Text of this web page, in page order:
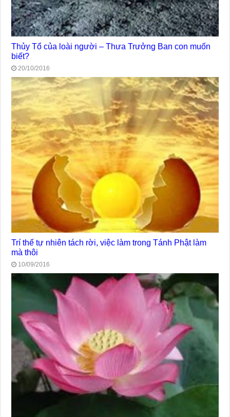
Thủy Tổ của loài người – Thưa Trưởng Ban con muốn
biết?
20/10/2016
Trí thế tự nhiên tách rời, việc làm trong Tánh Phật làm
mà thôi
10/09/2016